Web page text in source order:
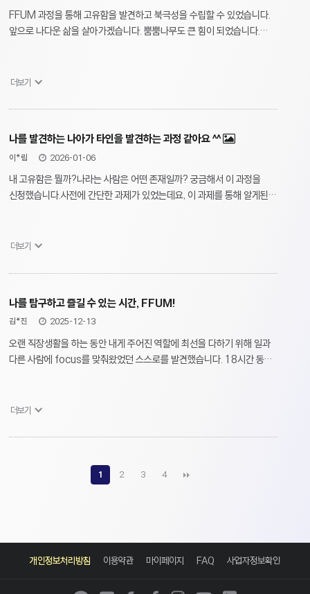
FFUM 과정을 통해 고유함을 발견하고 북극성을 수립할 수 있었습니다.
앞으로 나다운 삶을 살아가겠습니다. 뿜뿜나무도 큰 힘이 되었습니다.
더보기
나를 발견하는 나아가 타인을 발견하는 과정 같아요 ^^
이*림 2026-01-06
내 고유함은 뭘까?나라는 사람은 어떤 존재일까? 궁금해서 이 과정을
신청했습니다.사전에 간단한 과제가 있었는데요, 이 과제를 통해 알게된
좋아하는 분들께 꼭 추천하고 싶은 과정입니다 ㅎㅎ(이미 추천중....ㅋ)
더보기
나를 탐구하고 즐길 수 있는 시간, FFUM!
김*진 2025-12-13
오랜 직장생활을 하는 동안 내게 주어진 역할에 최선을 다하기 위해 일과
다른 사람에 focus를 맞춰왔었던 스스로를 발견했습니다. 18시간 동안
코치로서뿐만 아니라 내 삶을 나답게 살고 싶은 사람이라면 누구에게라도
대해 성찰하고 기록을 남기면서 나의 고유함을 더 잘 돌보려 합니다.
나영신 코치님와 이은영 코치님께도 감사 말씀 드립니다.
더보기
1 2 3 4
개인정보처리방침 이용약관 마이페이지 FAQ 사업자정보확인
톡
블
카
북
그
인